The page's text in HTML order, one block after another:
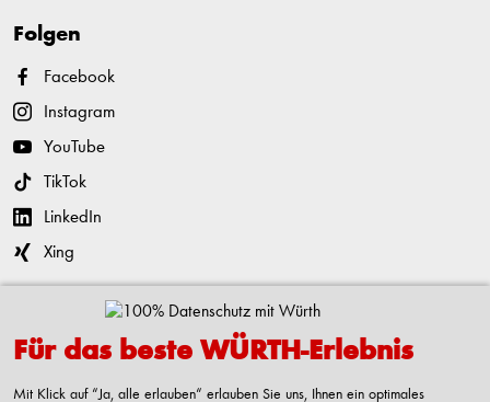
Folgen
Facebook
Instagram
YouTube
TikTok
LinkedIn
Xing
Kontaktieren
Adolf Würth GmbH & Co. KG
Für das beste WÜRTH-Erlebnis
Mit Klick auf “Ja, alle erlauben“ erlauben Sie uns, Ihnen ein optimales